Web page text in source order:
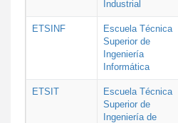
Industrial
ETSINF
Escuela Técnica
Superior de
Ingeniería
Informática
ETSIT
Escuela Técnica
Superior de
Ingeniería de